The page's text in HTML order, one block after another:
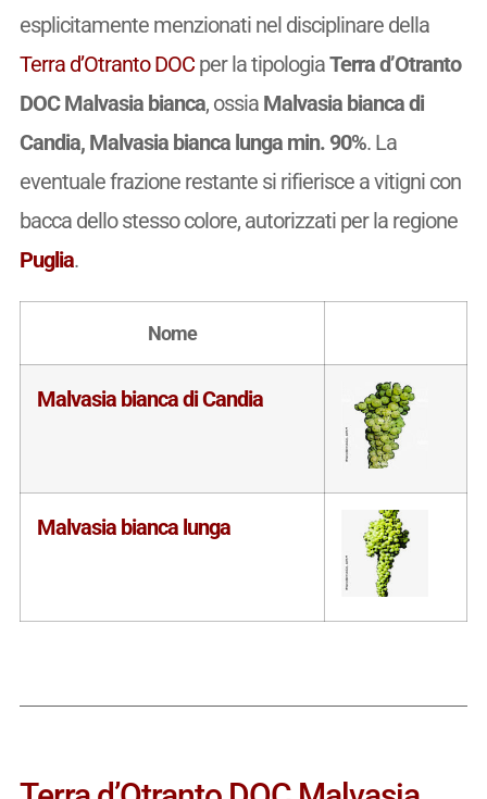
esplicitamente menzionati nel disciplinare della
Terra d’Otranto DOCper la tipologiaTerra d’Otranto
DOC Malvasia bianca, ossia Malvasia bianca di
Candia, Malvasia bianca lunga min. 90%. La
eventuale frazione restante si rifierisce a vitigni con
bacca dello stesso colore, autorizzati per la regione
Puglia.
Nome
Malvasia bianca di Candia
Malvasia bianca lunga